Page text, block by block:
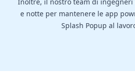
Inoltre, il nostro team di
e notte per mantenere le app
Splash Popup al